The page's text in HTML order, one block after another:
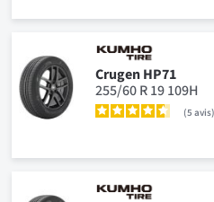
Crugen HP71
255/60 R 19 109H
5avis